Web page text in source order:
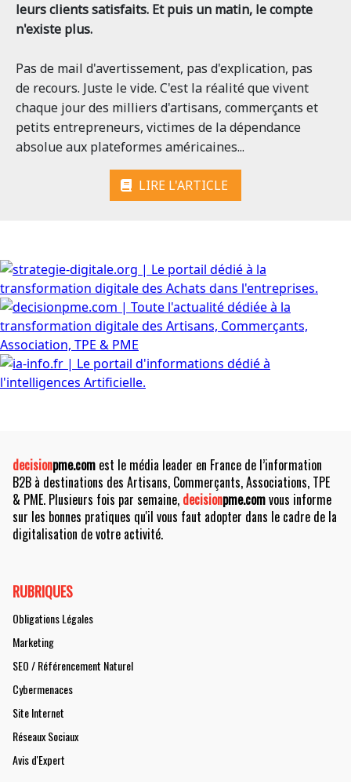
leurs clients satisfaits. Et puis un matin, le compte
n'existe plus.
Pas de mail d'avertissement, pas d'explication, pas
de recours. Juste le vide. C'est la réalité que vivent
chaque jour des milliers d'artisans, commerçants et
petits entrepreneurs, victimes de la dépendance
absolue aux plateformes américaines...
LIRE L'ARTICLE
decisionpme.com est le média leader en France de l’information
B2B à destinations des Artisans, Commerçants, Associations, TPE
& PME. Plusieurs fois par semaine, decisionpme.comvous informe
sur les bonnes pratiques qu'il vous faut adopter dans le cadre de la
digitalisation de votre activité.
RUBRIQUES
Obligations Légales
Marketing
SEO / Référencement Naturel
Cybermenaces
Site Internet
Réseaux Sociaux
Avis d'Expert